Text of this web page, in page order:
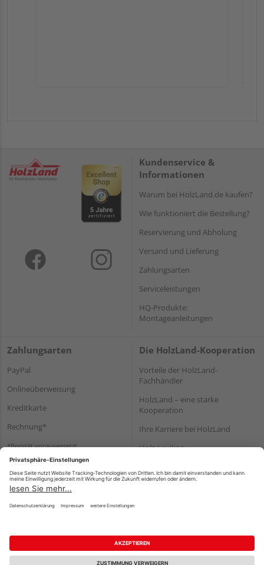
Kundenservice &
Informationen
Warum bei HolzLand.de kaufen?
Wie funktioniert die Bestellung?
Reservierung und Abholung
Versand und Lieferung
Zahlungsarten
Serviceleistungen
HQ-Produkte:
Montageanleitungen
Zahlungsarten
PayPal
Onlineüberweisung
Kreditkarte
Rechnung*
*Bonität vorausgesetzt
Die HolzLand-Kooperation
Vorteile der HolzLand-
Fachhändler
HolzLand – eine starke
Kooperation
Ihre Karriere bei HolzLand
Holz-Lexikon
Impressum Datenschutz
Nutzungsbedingungen
Barrierefreiheitserklärung
Vertrag widerrufen